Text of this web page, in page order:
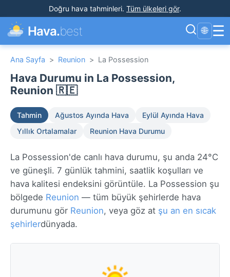
Doğru hava tahminleri. Tüm ülkeleri gör.
Hava.best 🌐 ☰
Ana Sayfa > Reunion > La Possession
Hava Durumu in La Possession,
Reunion 🇷🇪
Tahmin Ağustos Ayında Hava
Eylül Ayında Hava
Yıllık Ortalamalar
Reunion Hava Durumu
La Possession'de canlı hava durumu, şu anda 24°C
ve güneşli. 7 günlük tahmini, saatlik koşulları ve
hava kalitesi endeksini görüntüle. La Possession şu
bölgede Reunion — tüm büyük şehirlerde hava
durumunu gör Reunion, veya göz at şu an en sıcak
şehirlerdünyada.